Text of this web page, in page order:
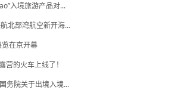
入境旅游产品对...
北部湾航空新开海...
览在京开幕
营的火车上线了！
务院关于出境入境...